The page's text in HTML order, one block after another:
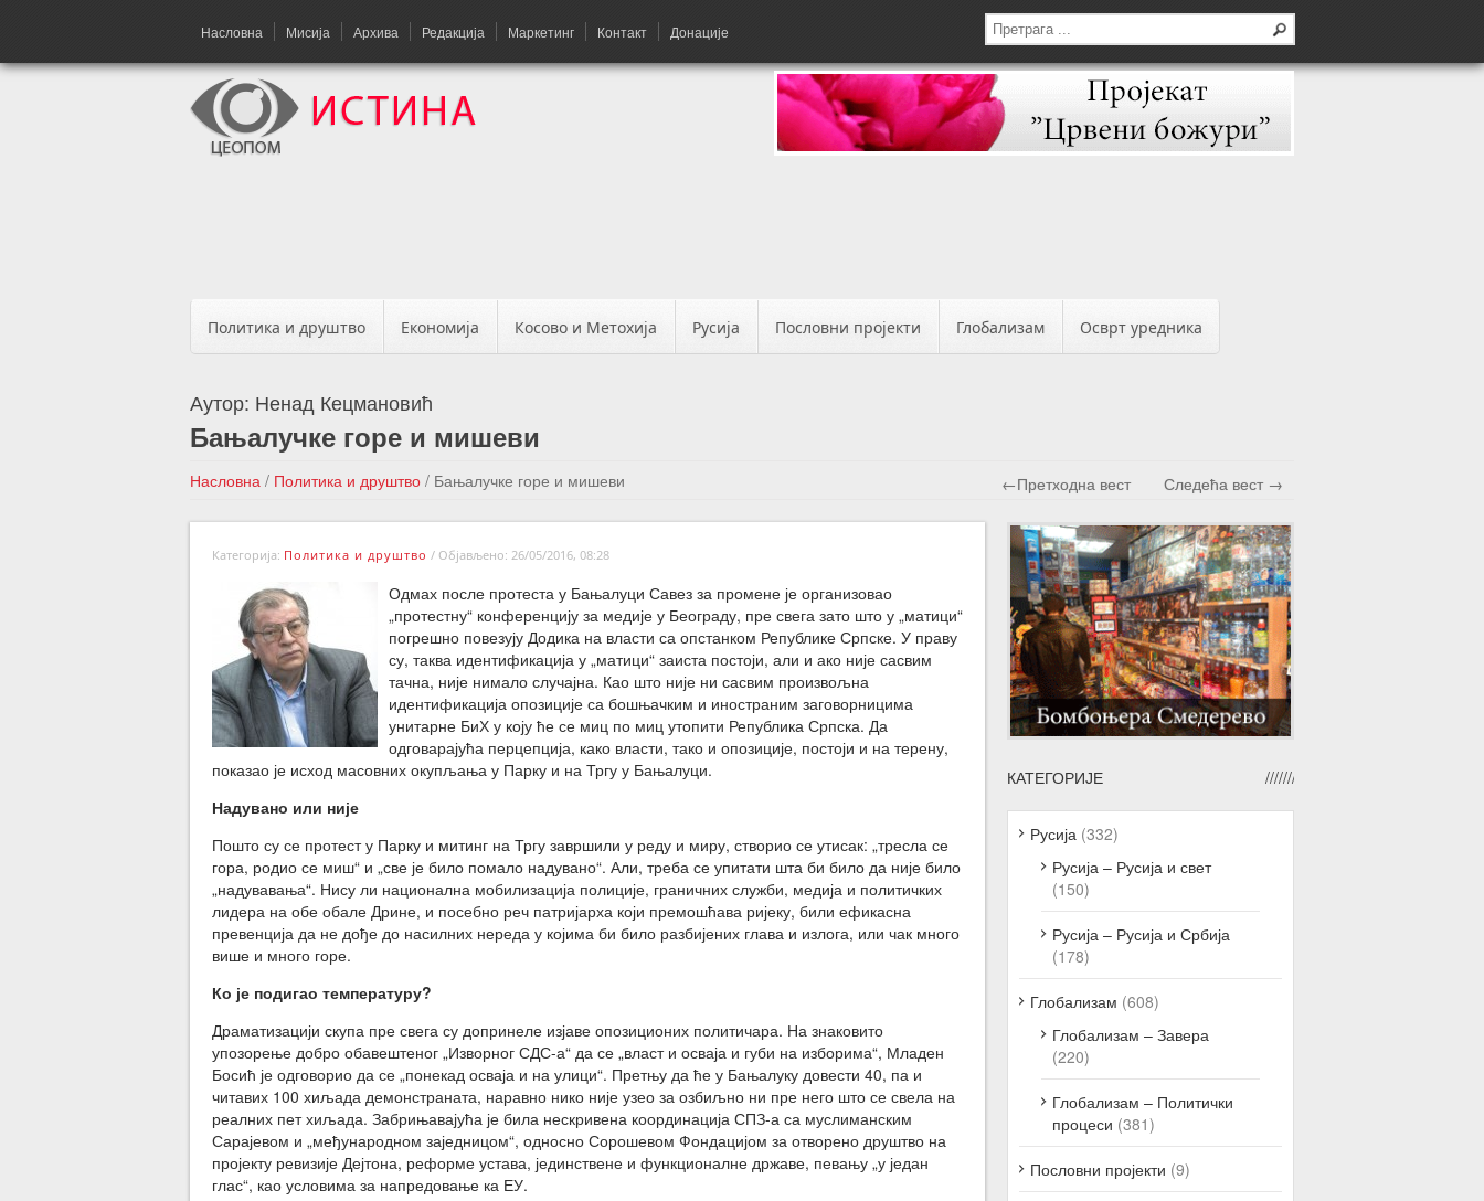
Насловна Мисија Архива Редакција Маркетинг Контакт Донације
Политика и друштво Економија Косово и Метохија Русија Пословни пројекти Глобализам Осврт уредника
Аутор: Ненад Кецмановић
Бањалучке горе и мишеви
Насловна / Политика и друштво / Бањалучке горе и мишеви ←Претходна вест Следећа вест →
Категорија: Политика и друштво / Објављено: 26/05/2016, 08:28
Одмах после протеста у Бањалуци Савез за промене је организовао
„протестну“ конференцију за медије у Београду, пре свега зато што у „матици“
погрешно повезују Додика на власти са опстанком Републике Српске. У праву
су, таква идентификација у „матици“ заиста постоји, али и ако није сасвим
тачна, није нимало случајна. Као што није ни сасвим произвољна
идентификација опозиције са бошњачким и иностраним заговорницима
унитарне БиХ у коју ће се миц по миц утопити Република Српска. Да
одговарајућа перцепција, како власти, тако и опозиције, постоји и на терену,
показао је исход масовних окупљања у Парку и на Тргу у Бањалуци.
Надувано или није
Пошто су се протест у Парку и митинг на Тргу завршили у реду и миру, створио се утисак: „тресла се
гора, родио се миш“ и „све је било помало надувано“. Али, треба се упитати шта би било да није било
„надувавања“. Нису ли национална мобилизација полиције, граничних служби, медија и политичких
лидера на обе обале Дрине, и посебно реч патријарха који премошћава ријеку, били ефикасна
превенција да не дође до насилних нереда у којима би било разбијених глава и излога, или чак много
више и много горе.
Ко је подигао температуру?
Драматизацији скупа пре свега су допринеле изјаве опозиционих политичара. На знаковито
упозорење добро обавештеног „Изворног СДС-а“ да се „власт и осваја и губи на изборима“, Младен
Босић је одговорио да се „понекад осваја и на улици“. Претњу да ће у Бањалуку довести 40, па и
читавих 100 хиљада демонстраната, наравно нико није узео за озбиљно ни пре него што се свела на
реалних пет хиљада. Забрињавајућа је била нескривена координација СПЗ-а са муслиманским
Сарајевом и „међународном заједницом“, односно Сорошевом Фондацијом за отворено друштво на
пројекту ревизије Дејтона, реформе устава, јединствене и функционалне државе, певању „у један
глас“, као условима за напредовање ка ЕУ.
КАТЕГОРИЈЕ
Русија (332)
Русија – Русија и свет
(150)
Русија – Русија и Србија
(178)
Глобализам (608)
Глобализам – Завера
(220)
Глобализам – Политички
процеси (381)
Пословни пројекти (9)